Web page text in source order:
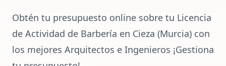
Obtén tu presupuesto online sobre tu Licencia
de Actividad de Barbería en Cieza (Murcia) con
los mejores Arquitectos e Ingenieros ¡Gestiona